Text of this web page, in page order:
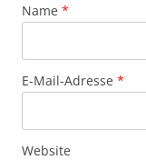
Name *
E-Mail-Adresse *
Website